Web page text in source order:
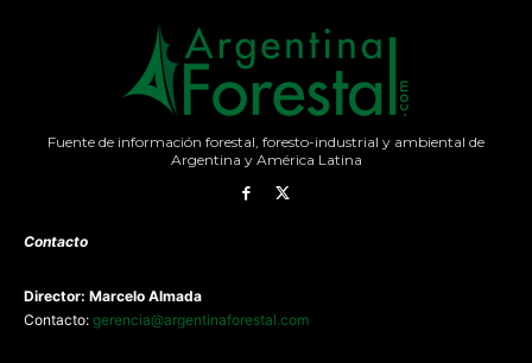
Fuente de información forestal, foresto-industrial y ambiental de
Argentina y América Latina
Contacto
Director: Marcelo Almada
Contacto: gerencia@argentinaforestal.com